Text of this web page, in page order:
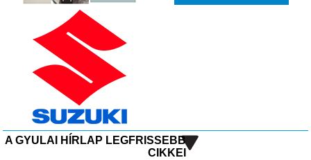
A GYULAI HÍRLAP LEGFRISSEBB
CIKKEI